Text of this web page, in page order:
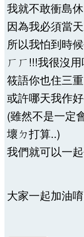
我就不敢衝島
因為我必須當
所以我怕到時
ㄏㄏ!!!我很沒
筱語你也住三
或許哪天我作
(雖然不是一定
壞ㄉ打算..)
我們就可以一
大家一起加油